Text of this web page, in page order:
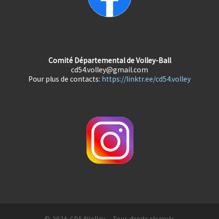
Comité Départemental de Volley-Ball
cd54.volley@gmail.com
Pour plus de contacts: https://linktr.ee/cd54.volley